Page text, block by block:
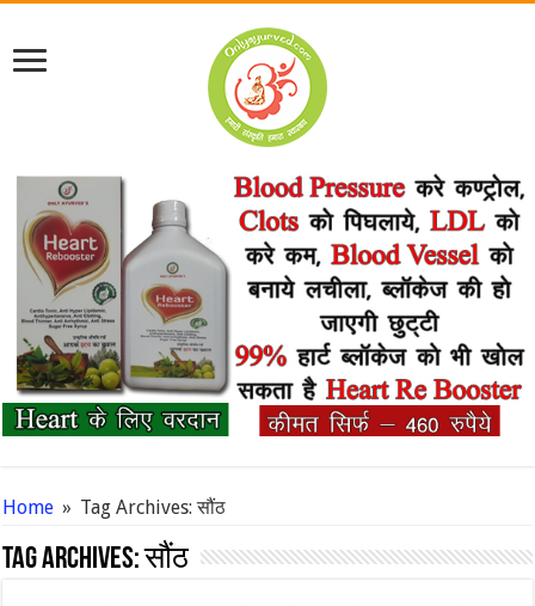
Home » Tag Archives: सौंठ
Tag Archives:सौंठ